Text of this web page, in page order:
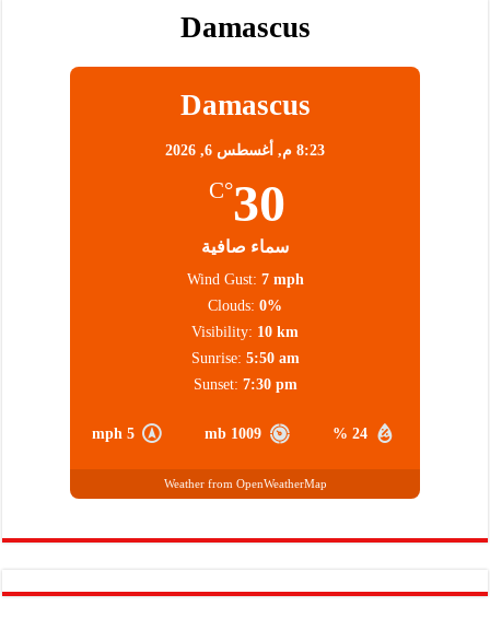
Damascus
Damascus
8:23 م, أغسطس 6, 2026
30
°C
سماء صافية
24 %
1009 mb
5 mph
Wind Gust: 7 mph
Clouds: 0%
Visibility: 10 km
Sunrise: 5:50 am
Sunset: 7:30 pm
Weather from OpenWeatherMap